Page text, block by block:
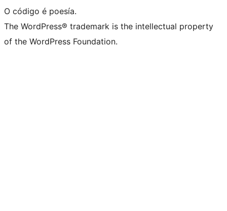
O código é poesía.
The WordPress® trademark is the intellectual property
of the WordPress Foundation.